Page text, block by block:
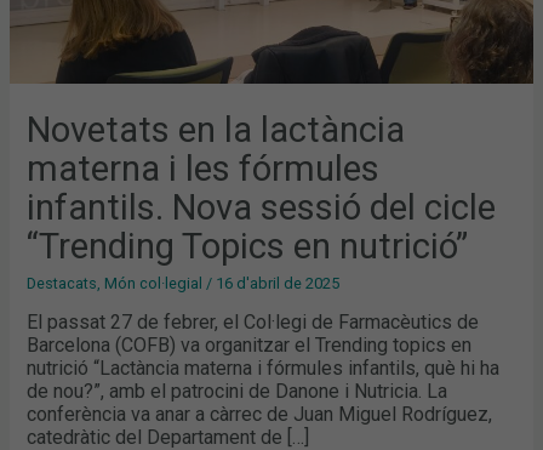
Novetats en la lactància
materna i les fórmules
infantils. Nova sessió del cicle
“Trending Topics en nutrició”
Destacats, Món col·legial / 16 d'abril de 2025
El passat 27 de febrer, el Col·legi de Farmacèutics de
Barcelona (COFB) va organitzar el Trending topics en
nutrició “Lactància materna i fórmules infantils, què hi ha
de nou?”, amb el patrocini de Danone i Nutricia. La
conferència va anar a càrrec de Juan Miguel Rodríguez,
catedràtic del Departament de […]